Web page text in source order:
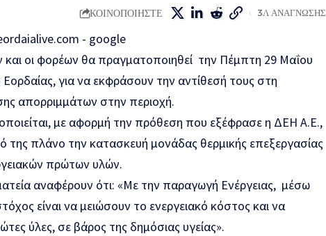
ΚΟΙΝΟΠΟΙΗΣΤΕ 3Λ ΑΝΑΓΝΩΣΗΣ
οι φορέων θα πραγματοποιηθεί την Πέμπτη 29 Μαΐου
για να εκφράσουν την αντίθεσή τους στη
απορριμμάτων στην περιοχή.
με αφορμή την πρόθεση που εξέφρασε η ΔΕΗ Α.Ε.,
της πλάνο την κατασκευή μονάδας θερμικής επεξεργασίας
πρώτων υλών.
αναφέρουν ότι: «Με την παραγωγή Ενέργειας, μέσω
είναι να μειώσουν το ενεργειακό κόστος και να
ύλες, σε βάρος της δημόσιας υγείας».